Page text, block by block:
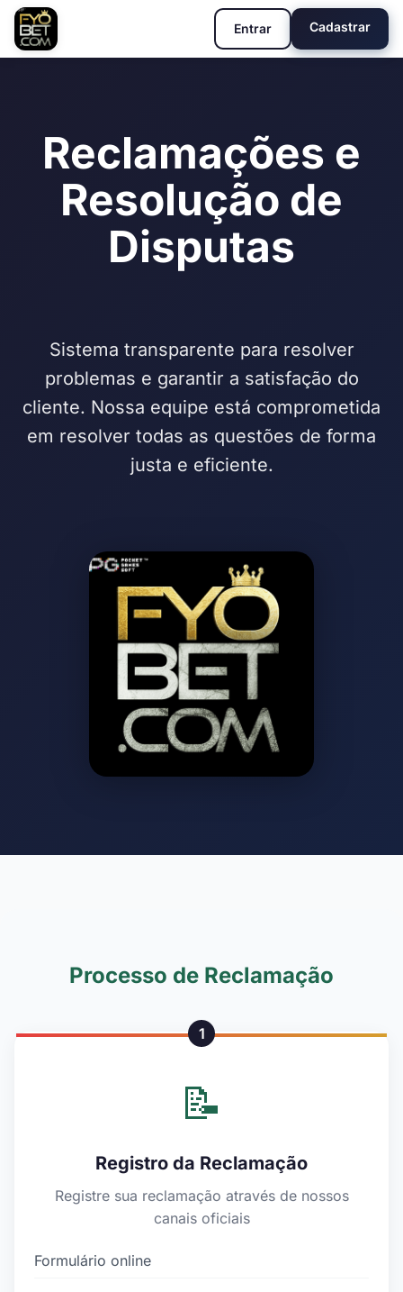
Entrar Cadastrar
Reclamações e
Resolução de
Disputas
Sistema transparente para resolver
problemas e garantir a satisfação do
cliente. Nossa equipe está comprometida
em resolver todas as questões de forma
justa e eficiente.
Processo de Reclamação
1
📝
Registro da Reclamação
Registre sua reclamação através de nossos
canais oficiais
Formulário online